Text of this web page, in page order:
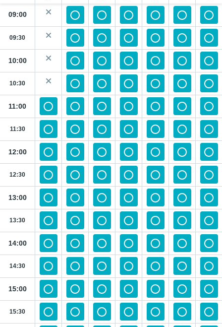
09:00
09:30
10:00
10:30
11:00
11:30
12:00
12:30
13:00
13:30
14:00
14:30
15:00
15:30